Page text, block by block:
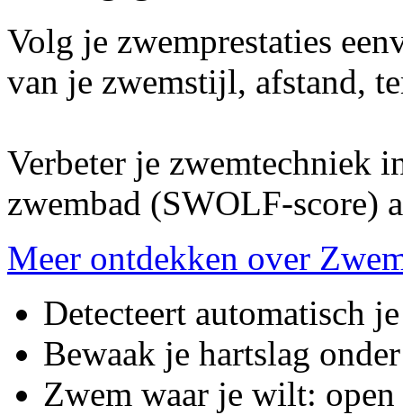
Volg je zwemprestaties
van je zwemstijl, afstand,
Verbeter je zwemtechniek
zwembad (SWOLF-score)
Meer ontdekken over
Detecteert automatisch
Bewaak je hartslag
Zwem waar je wilt: open